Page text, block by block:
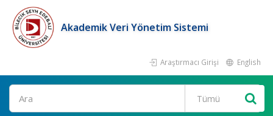
Akademik Veri Yönetim Sistemi
Araştırmacı Girişi English
Ara